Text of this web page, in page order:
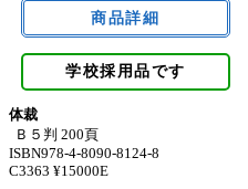
学校採用品です
体裁
Ｂ５判 200頁
ISBN978-4-8090-8124-8
C3363 ¥15000E